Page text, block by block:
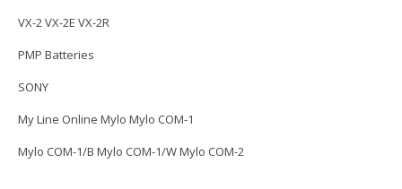
VX-2 VX-2E VX-2R
PMP Batteries
SONY
My Line Online Mylo Mylo COM-1
Mylo COM-1/B Mylo COM-1/W Mylo COM-2